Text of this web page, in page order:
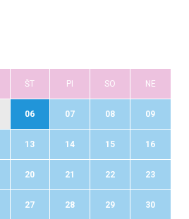
ŠT PI SO NE
06 07 08 09
13 14 15 16
20 21 22 23
27 28 29 30